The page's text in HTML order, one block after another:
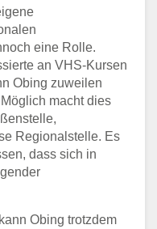
eine Rolle.
an VHS-Kursen
Obing zuweilen
macht dies
Regionalstelle. Es
dass sich in
Obing trotzdem